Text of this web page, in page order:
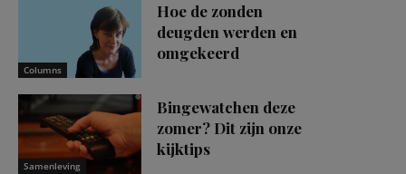
Columns
Hoe de zonden
deugden werden en
omgekeerd
Samenleving
Bingewatchen deze
zomer? Dit zijn onze
kijktips